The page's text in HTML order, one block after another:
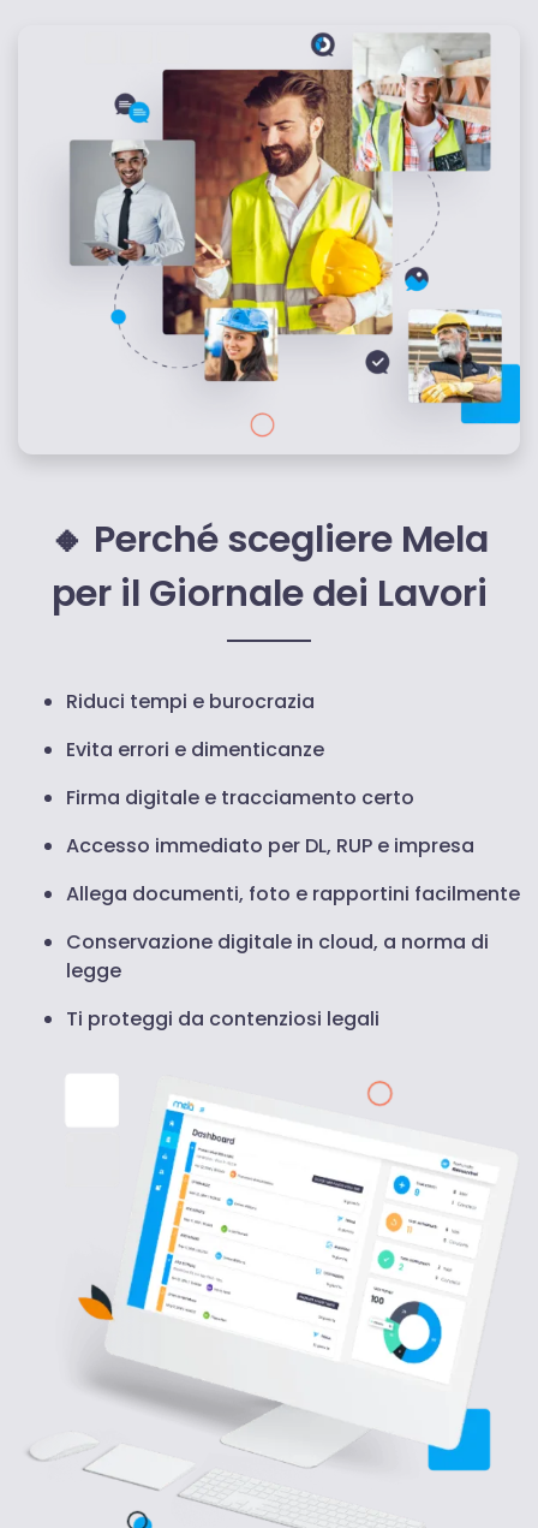
🔸 Perché scegliere Mela
per il Giornale dei Lavori
Riduci tempi e burocrazia
Evita errori e dimenticanze
Firma digitale e tracciamento certo
Accesso immediato per DL, RUP e impresa
Allega documenti, foto e rapportini facilmente
Conservazione digitale in cloud, a norma di
legge
Ti proteggi da contenziosi legali